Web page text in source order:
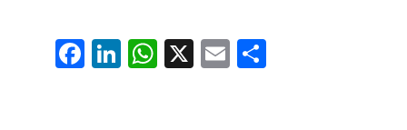
Fa
ce
Li
nk
W
ha
X E
m
Pa
rt